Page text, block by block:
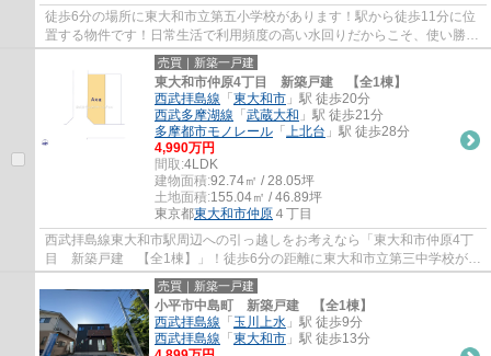
徒歩6分の場所に東大和市立第五小学校があります！駅から徒歩11分に位
置する物件です！日常生活で利用頻度の高い水回りだからこそ、使い勝手
のいいシステムキッチンを選んでみませんか...
売買｜新築一戸建
東大和市仲原4丁目 新築戸建 【全1棟】
西武拝島線 「 東大和市 」駅 徒歩20分
西武多摩湖線 「 武蔵大和 」駅 徒歩21分
多摩都市モノレール 「 上北台 」駅 徒歩28分
4,990万円
間取:4LDK
建物面積:92.74㎡ / 28.05坪
土地面積:155.04㎡ / 46.89坪
東京都東大和市仲原 ４丁目
西武拝島線東大和市駅周辺への引っ越しをお考えなら「東大和市仲原4丁
目 新築戸建 【全1棟】」！徒歩6分の距離に東大和市立第三中学校があ
るのも魅力！新築の戸建て物件です！東大和...
売買｜新築一戸建
小平市中島町 新築戸建 【全1棟】
西武拝島線 「 玉川上水 」駅 徒歩9分
西武拝島線 「 東大和市 」駅 徒歩13分